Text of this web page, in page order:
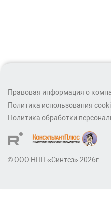
Правовая информация о
Политика использования
Политика обработки
© ООО НПП «Синтез» 2026г.